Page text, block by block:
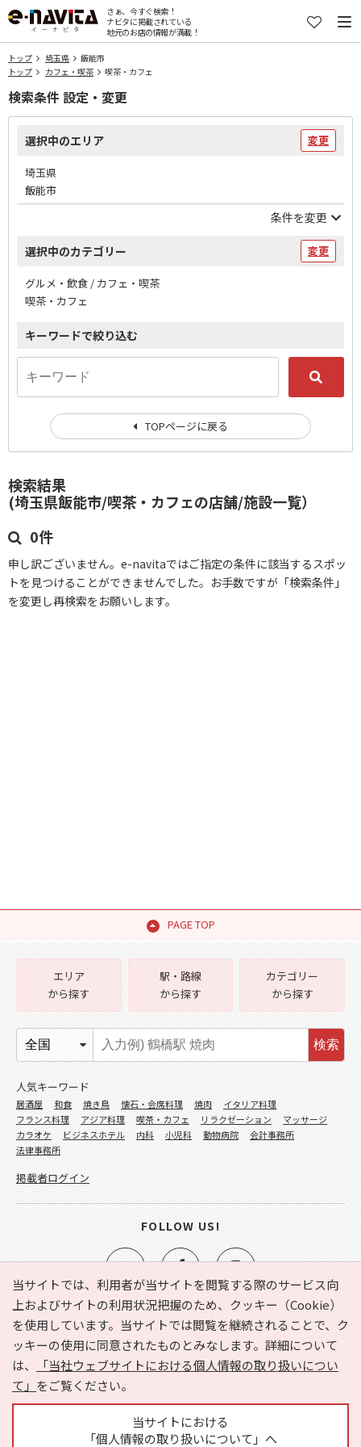
さぁ、今すぐ検索！
ナビタに掲載されている
地元のお店の情報が満載！
トップ 埼玉県
飯能市
トップ
カフェ・喫茶 喫茶・カフェ
検索結果
(埼玉県飯能市/喫茶・カフェの店舗/施設一覧）
0件
申し訳ございません。e-navitaではご指定の条件に該当するスポッ
トを見つけることができませんでした。お手数ですが「検索条件」
を変更し再検索をお願いします。
検索条件 設定・変更
選択中のエリア 変更
埼玉県
飯能市
条件を変更
選択中のカテゴリー 変更
グルメ・飲食 / カフェ・喫茶
喫茶・カフェ
キーワードで絞り込む
TOPページに戻る
PAGE TOP
当サイトでは、利用者が当サイトを閲覧する際のサービス向
上およびサイトの利用状況把握のため、クッキー（Cookie）
を使用しています。当サイトでは閲覧を継続されることで、ク
ッキーの使用に同意されたものとみなします。詳細について
は、
「当社ウェブサイトにおける個人情報の取り扱いについ
て」 をご覧ください。
当サイトにおける
「個人情報の取り扱いについて」へ
e-NAVITA（イーナビタ）とは？ お気に入り
ヘルプ
利用規約
個人情報の取り扱いについて
運営会社
サイトマップ
広告掲載に関するお問い合わせ
エリア
から探す
駅・路線
から探す
カテゴリー
から探す
検索
人気キーワード
居酒屋 和食 焼き鳥 懐石・会席料理 焼肉
イタリア料理
フランス料理
アジア料理 喫茶・カフェ リラクゼーション
マッサージ
カラオケ
ビジネスホテル 内科 小児科 動物病院
会計事務所
法律事務所
掲載者ログイン
FOLLOW US!